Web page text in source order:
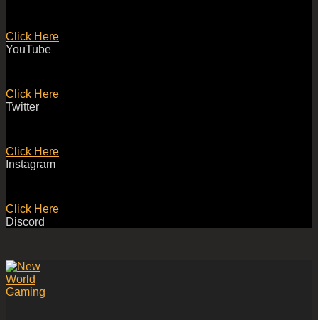
Click Here
YouTube
Click Here
Twitter
Click Here
Instagram
Click Here
Discord